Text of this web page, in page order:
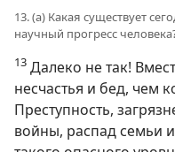
13. (а) Какая существует
научный прогресс
13 Далеко не так!
несчастья и бед, чем
Преступность,
войны, распад семьи